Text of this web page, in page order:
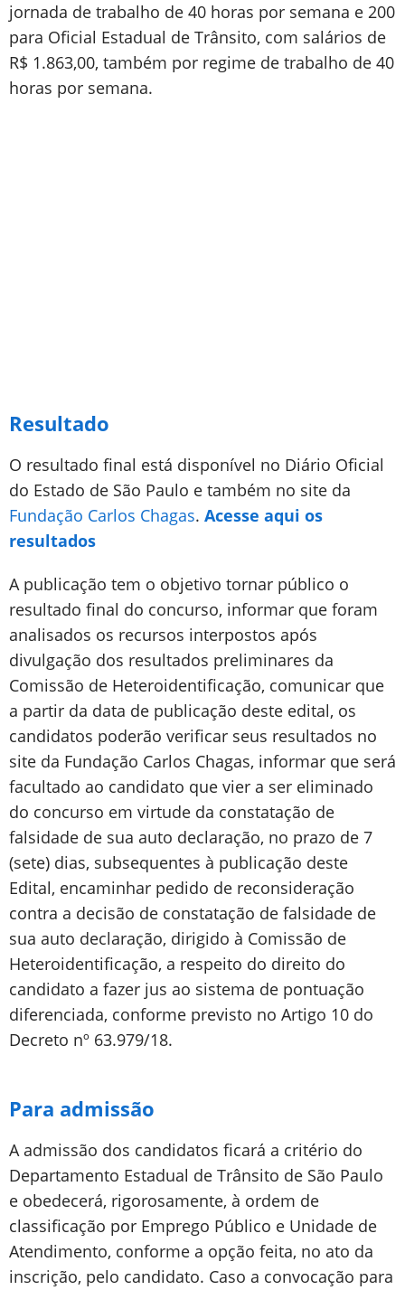
jornada de trabalho de 40 horas por semana e 200
para Oficial Estadual de Trânsito, com salários de
R$ 1.863,00, também por regime de trabalho de 40
horas por semana.
Resultado
O resultado final está disponível no Diário Oficial
do Estado de São Paulo e também no site da
Fundação Carlos Chagas. Acesse aqui os
resultados
A publicação tem o objetivo tornar público o
resultado final do concurso, informar que foram
analisados os recursos interpostos após
divulgação dos resultados preliminares da
Comissão de Heteroidentificação, comunicar que
a partir da data de publicação deste edital, os
candidatos poderão verificar seus resultados no
site da Fundação Carlos Chagas, informar que será
facultado ao candidato que vier a ser eliminado
do concurso em virtude da constatação de
falsidade de sua auto declaração, no prazo de 7
(sete) dias, subsequentes à publicação deste
Edital, encaminhar pedido de reconsideração
contra a decisão de constatação de falsidade de
sua auto declaração, dirigido à Comissão de
Heteroidentificação, a respeito do direito do
candidato a fazer jus ao sistema de pontuação
diferenciada, conforme previsto no Artigo 10 do
Decreto nº 63.979/18.
Para admissão
A admissão dos candidatos ficará a critério do
Departamento Estadual de Trânsito de São Paulo
e obedecerá, rigorosamente, à ordem de
classificação por Emprego Público e Unidade de
Atendimento, conforme a opção feita, no ato da
inscrição, pelo candidato. Caso a convocação para